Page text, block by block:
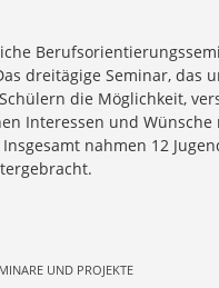
dreitägige Seminar, das
die Möglichkeit,
Interessen und
nahmen 12
UND PROJEKTE